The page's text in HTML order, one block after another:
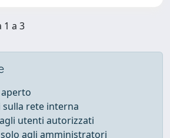
a 3
rete interna
utenti autorizzati
agli amministratori